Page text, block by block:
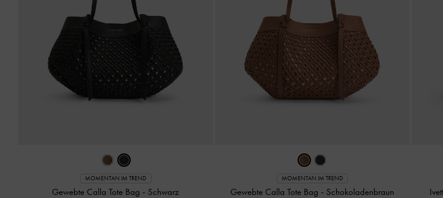
MOMENTAN IM TREND
Gewebte Calla Tote Bag - Schwarz
MOMENTAN IM TREND
Gewebte Calla Tote Bag - Schokoladenbraun